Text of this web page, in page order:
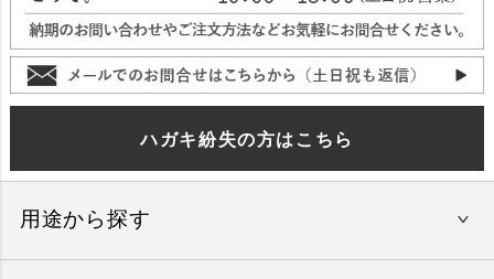
ハガキ紛失の方はこちら
用途から探す